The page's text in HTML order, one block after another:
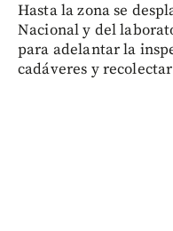
Hasta la zona se
Nacional y del
para adelantar la
cadáveres y